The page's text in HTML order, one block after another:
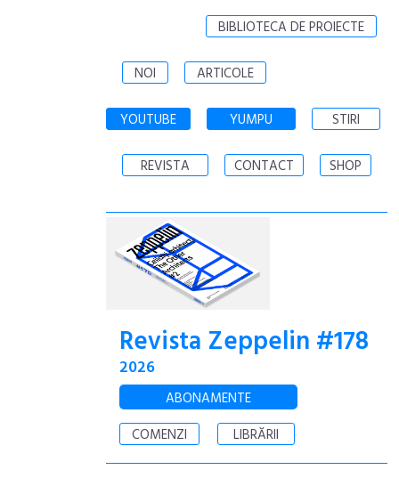
BIBLIOTECA DE PROIECTE
NOI ARTICOLE
YOUTUBE YUMPU STIRI
REVISTA CONTACT SHOP
Revista Zeppelin #178
2026
ABONAMENTE
COMENZI
LIBRĂRII